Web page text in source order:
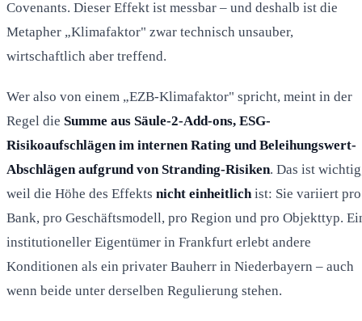
Covenants. Dieser Effekt ist messbar – und deshalb ist die
Metapher „Klimafaktor" zwar technisch unsauber,
wirtschaftlich aber treffend.
Wer also von einem „EZB-Klimafaktor" spricht, meint in der
Regel die Summe aus Säule-2-Add-ons, ESG-
Risikoaufschlägen im internen Rating und Beleihungswert-
Abschlägen aufgrund von Stranding-Risiken. Das ist
weil die Höhe des Effekts nicht einheitlichist: Sie variiert pro
Bank, pro Geschäftsmodell, pro Region und pro Objekttyp.
institutioneller Eigentümer in Frankfurt erlebt andere
Konditionen als ein privater Bauherr in Niederbayern – auch
wenn beide unter derselben Regulierung stehen.